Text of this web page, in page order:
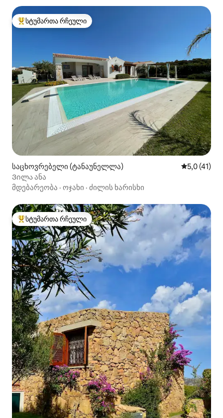
სტუმართა რჩეული მოწინავე ვარიანტი
სტუმართა რჩეული
საცხოვრებელი (ტანაუნელლა) საშუალო
5,0 (41)
Ვილა ანა
მდებარეობა · ოჯახი · ძილის ხარისხი
სტუმართა რჩეული მოწინავე ვარიანტი
სტუმართა რჩეული